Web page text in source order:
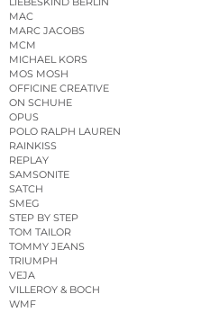
MAC
MARC JACOBS
MCM
MICHAEL KORS
MOS MOSH
OFFICINE CREATIVE
ON SCHUHE
OPUS
POLO RALPH LAUREN
RAINKISS
REPLAY
SAMSONITE
SATCH
SMEG
STEP BY STEP
TOM TAILOR
TOMMY JEANS
TRIUMPH
VEJA
VILLEROY & BOCH
WMF